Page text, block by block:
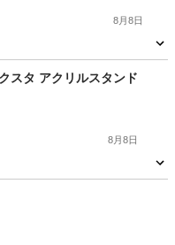
8月8日
スタ アクリルスタンド
8月8日